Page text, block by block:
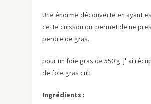
Une énorme découverte en ayant
cette cuisson qui permet de ne
perdre de gras.
pour un foie gras de 550 g j’ ai
de foie gras cuit.
Ingrédients :